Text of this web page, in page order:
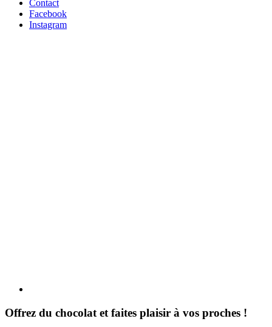
Contact
Facebook
Instagram
Offrez du chocolat et faites plaisir à vos proches !